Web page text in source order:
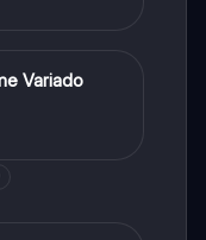
Variado